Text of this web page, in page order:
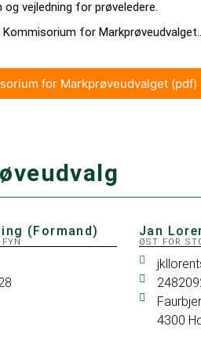
vejledning for prøveledere.
for
for Markprøveudvalget (pdf)
(Formand) Jan
ØST FOR
4300